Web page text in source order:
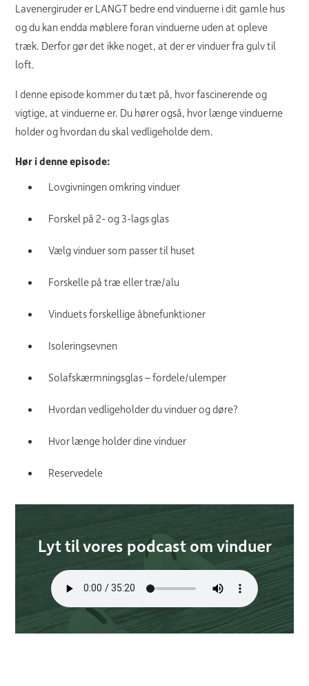
Lavenergiruder er LANGT bedre end vinduerne i dit gamle hus
og du kan endda møblere foran vinduerne uden at opleve
træk. Derfor gør det ikke noget, at der er vinduer fra gulv til
loft.
I denne episode kommer du tæt på, hvor fascinerende og
vigtige, at vinduerne er. Du hører også, hvor længe vinduerne
holder og hvordan du skal vedligeholde dem.
Hør i denne episode:
Lovgivningen omkring vinduer
Forskel på 2- og 3-lags glas
Vælg vinduer som passer til huset
Forskelle på træ eller træ/alu
Vinduets forskellige åbnefunktioner
Isoleringsevnen
Solafskærmningsglas – fordele/ulemper
Hvordan vedligeholder du vinduer og døre?
Hvor længe holder dine vinduer
Reservedele
Lyt til vores podcast om vinduer